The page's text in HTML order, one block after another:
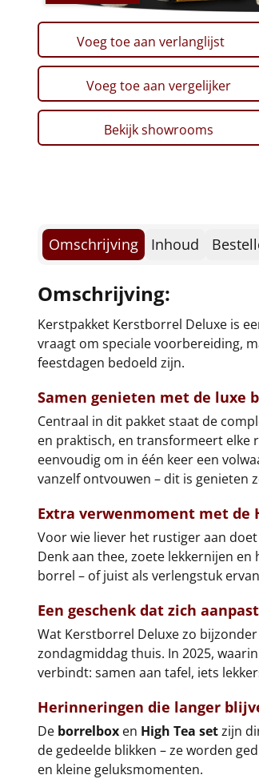
Voeg toe aan verlanglijst
Voeg toe aan vergelijker
Bekijk showrooms
Omschrijving Inhoud
Omschrijving:
Kerstpakket Kerstborrel Deluxe is
vraagt om speciale voorbereiding,
feestdagen bedoeld zijn.
Samen genieten met de luxe
Centraal in dit pakket staat de
en praktisch, en transformeert elke
eenvoudig om in één keer een
vanzelf ontvouwen – dit is genieten
Extra verwenmoment met de
Voor wie liever het rustiger aan
Denk aan thee, zoete lekkernijen
borrel – of juist als verlengstuk
Een geschenk dat zich aanpast
Wat Kerstborrel Deluxe zo
zondagmiddag thuis. In 2025,
verbindt: samen aan tafel, iets
Herinneringen die langer
De borrelbox en High Tea setzijn
de gedeelde blikken – ze worden
en kleine geluksmomenten.